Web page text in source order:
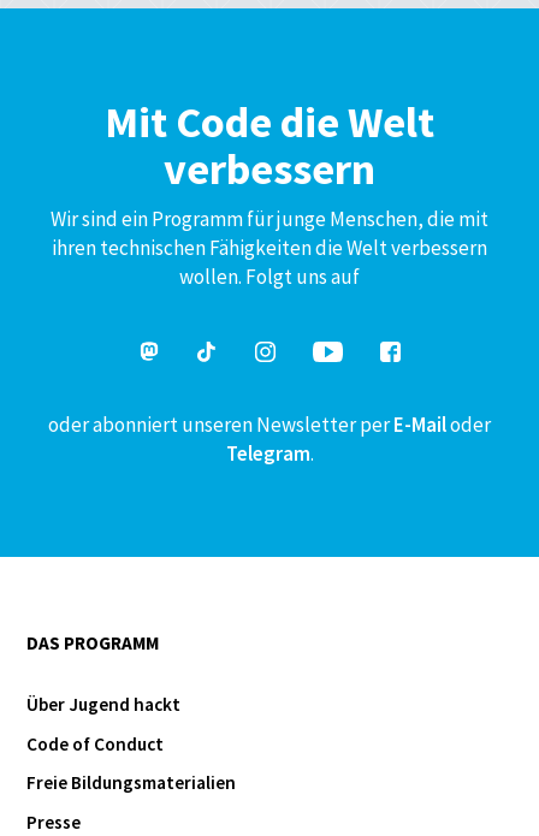
Mit Code die Welt
verbessern
Wir sind ein Programm für junge Menschen, die mit
ihren technischen Fähigkeiten die Welt verbessern
wollen. Folgt uns auf
oder abonniert unseren Newsletter perE-Mailoder
Telegram.
DAS PROGRAMM
Über Jugend hackt
Code of Conduct
Freie Bildungsmaterialien
Presse